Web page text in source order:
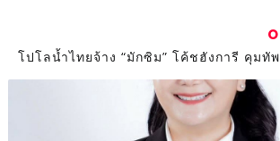
โปโลน้ำไทยจ้าง “มักซิม” โค้ชฮังการี คุมทั